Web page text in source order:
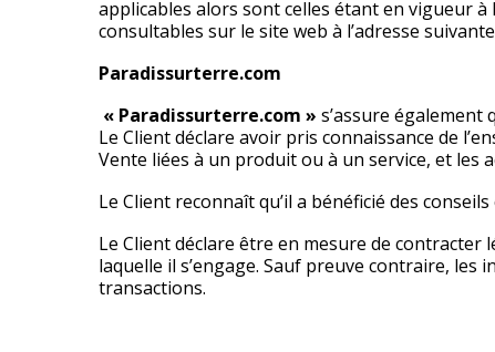
applicables alors sont celles étant en vigueur
consultables sur le site web à l’adresse
Paradissurterre.com
« Paradissurterre.com » s’assure également
Le Client déclare avoir pris connaissance de
Vente liées à un produit ou à un service, et les
Le Client reconnaît qu’il a bénéficié des
Le Client déclare être en mesure de
laquelle il s’engage. Sauf preuve contraire,
transactions.